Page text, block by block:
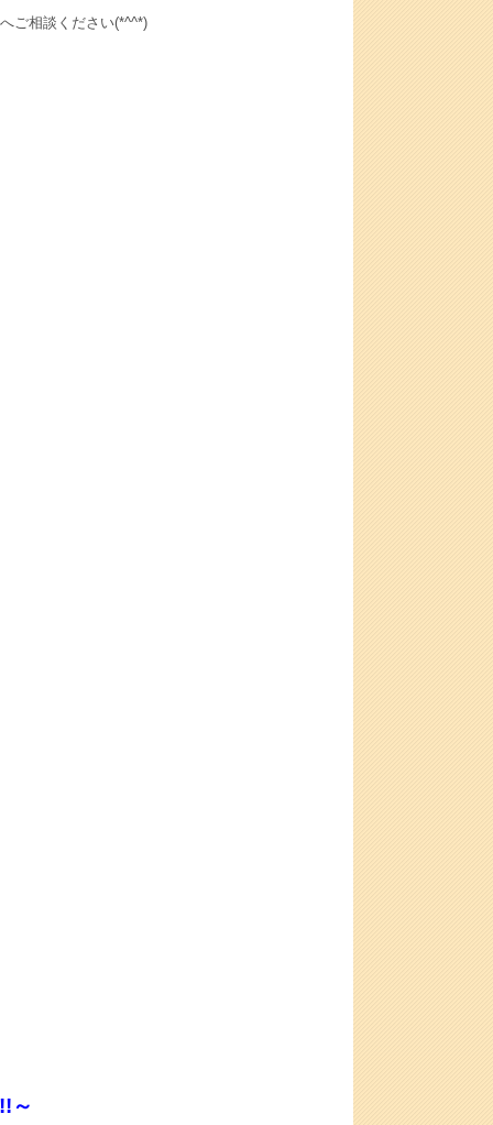
ご相談ください(*^^*)
～